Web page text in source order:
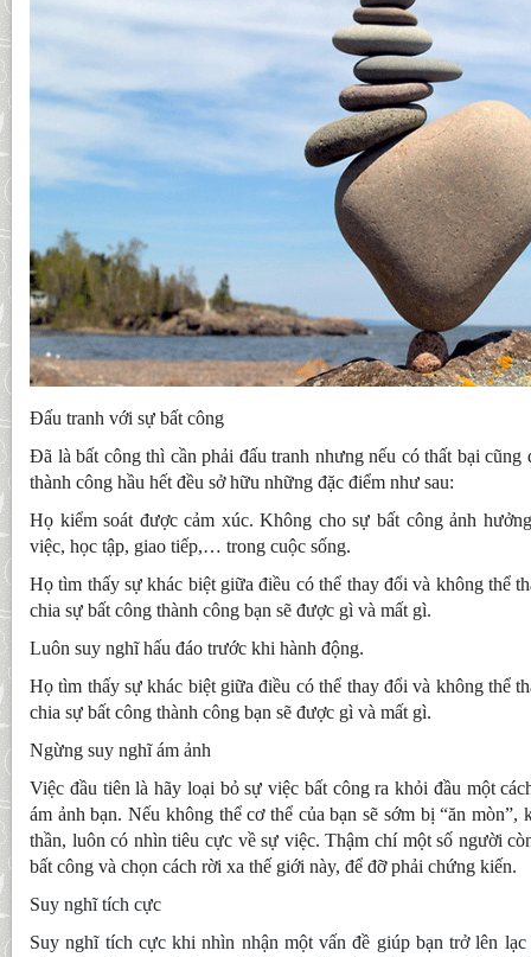
Đấu tranh với sự bất công
Đã là bất công thì cần phải đấu tranh nhưng nếu có thất bại
thành công hầu hết đều sở hữu những đặc điểm như sau:
Họ kiểm soát được cảm xúc. Không cho sự bất công ảnh
việc, học tập, giao tiếp,… trong cuộc sống.
Họ tìm thấy sự khác biệt giữa điều có thể thay đổi và không thể
chia sự bất công thành công bạn sẽ được gì và mất gì.
Luôn suy nghĩ hấu đáo trước khi hành động.
Họ tìm thấy sự khác biệt giữa điều có thể thay đổi và không thể
chia sự bất công thành công bạn sẽ được gì và mất gì.
Ngừng suy nghĩ ám ảnh
Việc đầu tiên là hãy loại bỏ sự việc bất công ra khỏi đầu một
ám ảnh bạn. Nếu không thể cơ thể của bạn sẽ sớm bị “ăn
thần, luôn có nhìn tiêu cực về sự việc. Thậm chí một số người
bất công và chọn cách rời xa thế giới này, để đỡ phải chứng kiến.
Suy nghĩ tích cực
Suy nghĩ tích cực khi nhìn nhận một vấn đề giúp bạn trở lên